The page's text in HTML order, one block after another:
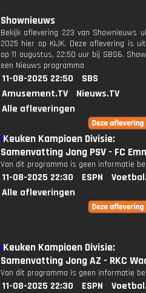
Shownieuws
Bekijk aflevering 223 van Shownieuws
2025 hier op KIJK. Deze aflevering is
op 11 augustus, 22:50 uur bij SBS6.
een Nieuws programma
11-08-2025 22:50
SBS
Amusement.TV
Nieuws.TV
Alle afleveringen
Keuken Kampioen Divisie:
Samenvatting Jong PSV - FC
Van dit programma is geen informatie
11-08-2025 22:30 ESPN
Alle afleveringen
Keuken Kampioen Divisie:
Samenvatting Jong AZ - RKC
Van dit programma is geen informatie
11-08-2025 22:30 ESPN